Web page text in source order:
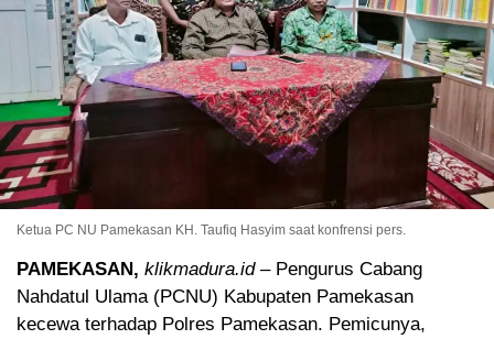
Ketua PC NU Pamekasan KH. Taufiq Hasyim saat konfrensi pers.
PAMEKASAN, klikmadura.id– Pengurus Cabang
Nahdatul Ulama (PCNU) Kabupaten Pamekasan
kecewa terhadap Polres Pamekasan. Pemicunya,